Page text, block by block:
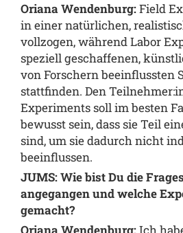
Oriana Wendenburg:Field
in einer natürlichen,
vollzogen, während Labor
speziell geschaffenen,
von Forschern beeinflussten
stattfinden. Den
Experiments soll im besten
bewusst sein, dass sie Teil
sind, um sie dadurch nicht
beeinflussen.
JUMS: Wie bist Du die
angegangen und welche
gemacht?